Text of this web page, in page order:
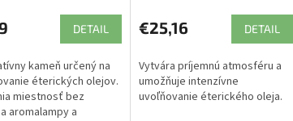
DETAIL
kameň určený na
éterických olejov.
miestnosť bez
aromalampy a
€25,16 DETAIL
Vytvára príjemnú atmosféru a
umožňuje intenzívne
uvoľňovanie éterického oleja.